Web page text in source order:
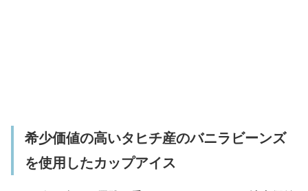
希少価値の高いタヒチ産のバニラビーンズ
を使用したカップアイス